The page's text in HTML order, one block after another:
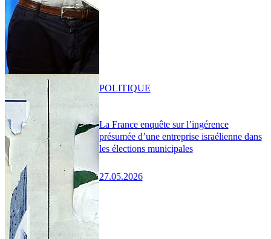
La France enquête sur l’ingérence
présumée d’une entreprise israélienne dans
les élections municipales
27.05.2026
POLITIQUE